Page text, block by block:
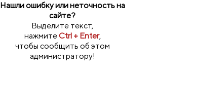
Нашли ошибку или неточность на
сайте?
Выделите текст,
нажмитеCtrl + Enter,
чтобы сообщить об этом
администратору!